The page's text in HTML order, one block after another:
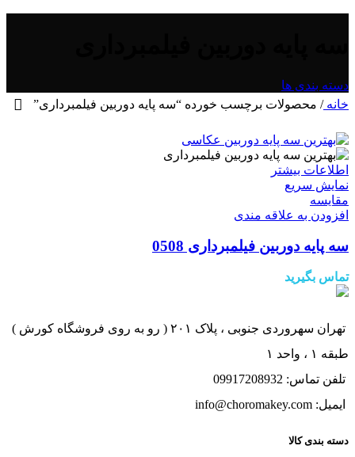
دسته بندی ها
خانه/ محصولات برچسب خورده “سه پایه دوربین فیلمبرداری”
اطلاعات بیشتر
نمایش سریع
مقايسه
افزودن به علاقه مندی
سه پایه دوربین فیلمبرداری 0508
تماس بگیرید
تهران سهروردی جنوبی ، پلاک ۲۰۱ ( رو به روی فروشگاه کورش )
طبقه ۱ ، واحد ۱
تلفن تماس: 09917208932
ایمیل: info@choromakey.com
دسته بندی کالا